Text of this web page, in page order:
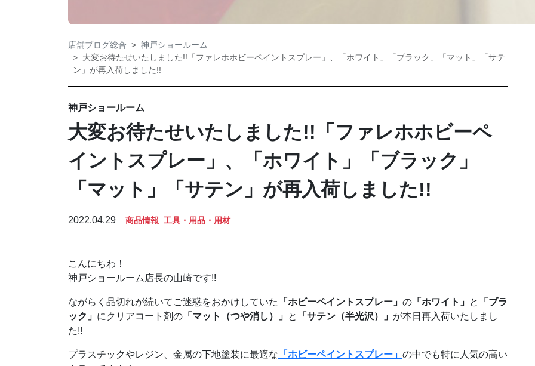
店舗ブログ総合
神戸ショールーム
大変お待たせいたしました!!「ファレホホビーペイントスプレー」、「ホワイト」「ブラック」「マット」「サテ
ン」が再入荷しました!!
神戸ショールーム
大変お待たせいたしました!!「ファレホホビーペ
イントスプレー」、「ホワイト」「ブラック」
「マット」「サテン」が再入荷しました!!
2022.04.29 商品情報 工具・用品・用材
こんにちわ！
神戸ショールーム店長の山崎です!!
ながらく品切れが続いてご迷惑をおかけしていた 「ホビーペイントスプレー」 の 「ホワイト」 と
「ブラ
ック」 にクリアコート剤の 「マット（つや消し）」 と 「サテン（半光沢）」 が本日再入荷いたしまし
た!!
プラスチックやレジン、金属の下地塗装に最適な 「ホビーペイントスプレー」 の中でも特に人気の高い